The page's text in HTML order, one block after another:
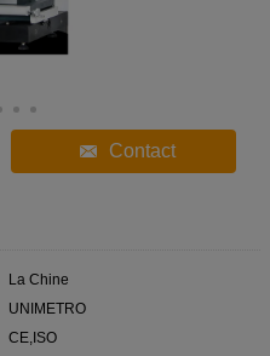
Contact
La Chine
UNIMETRO
CE,ISO